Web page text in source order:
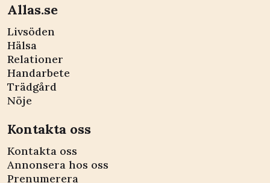
Allas.se
Livsöden
Hälsa
Relationer
Handarbete
Trädgård
Nöje
Kontakta oss
Kontakta oss
Annonsera hos oss
Prenumerera